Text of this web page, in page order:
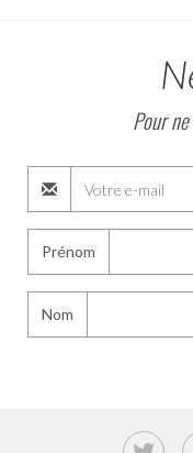
Pour
Prénom
Nom